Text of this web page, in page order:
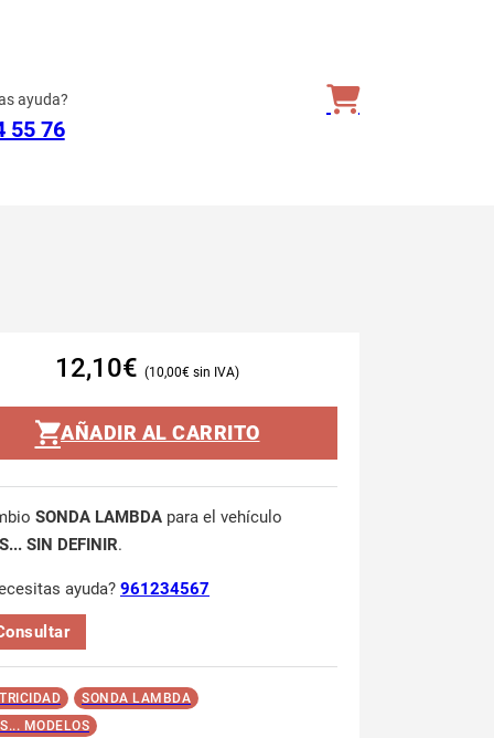
ayuda?
55 76
12,10€ 10,00€
AÑADIR AL CARRITO
SONDA LAMBDA para el vehículo
SIN DEFINIR.
ayuda? 961234567
SONDA LAMBDA
MODELOS